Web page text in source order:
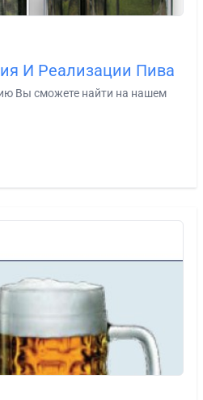
И Реализации Пива
Вы сможете найти на нашем